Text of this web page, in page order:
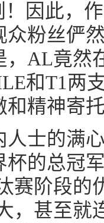
！因此，
众粉丝俨
，AL竟然
和T1两
和精神寄
人士的满
杯的总冠
赛阶段的
，甚至就